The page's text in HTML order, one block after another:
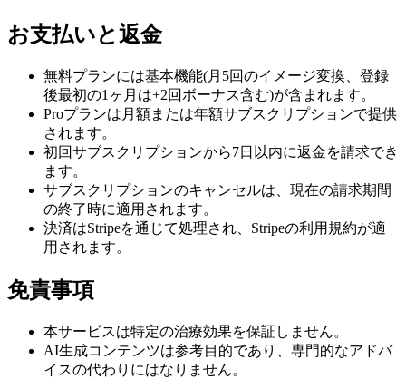
お支払いと返金
無料プランには基本機能(月5回のイメージ変換、登録
後最初の1ヶ月は+2回ボーナス含む)が含まれます。
Proプランは月額または年額サブスクリプションで提供
されます。
初回サブスクリプションから7日以内に返金を請求でき
ます。
サブスクリプションのキャンセルは、現在の請求期間
の終了時に適用されます。
決済はStripeを通じて処理され、Stripeの利用規約が適
用されます。
免責事項
本サービスは特定の治療効果を保証しません。
AI生成コンテンツは参考目的であり、専門的なアドバ
イスの代わりにはなりません。